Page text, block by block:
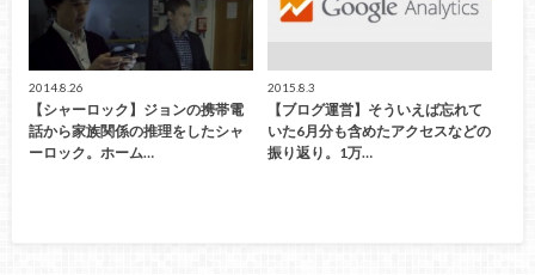
2014.8.26
【シャーロック】ジョンの携帯電
話から家族関係の推理をしたシャ
ーロック。ホーム…
2015.8.3
【ブログ運営】そういえば忘れて
いた6月分も含めたアクセスなどの
振り返り。1万…